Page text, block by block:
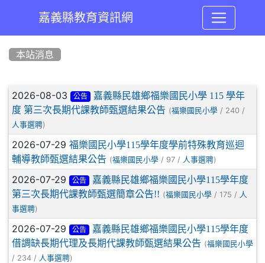
嘉義縣教育資訊網
本站消息
文章列表
2026-08-03 公告
嘉義縣民雄鄉福樂國民小學 115 學年
度 第三次長期代課教師甄選結果公告 (福樂國民小學 / 240 /
人事選聘)
2026-07-29 福樂國民小學115學年度學前特殊教育巡迴
輔導教師甄選結果公告 (福樂國民小學 / 97 / 人事選聘)
2026-07-29 公告
嘉義縣民雄鄉福樂國民小學115學年度
第三次長期代課教師甄選簡章公告!! (福樂國民小學 / 175 / 人
事選聘)
2026-07-29 公告
嘉義縣民雄鄉福樂國民小學115學年度
借調缺長期代理及長期代課教師甄選結果公告 (福樂國民小學
/ 234 / 人事選聘)